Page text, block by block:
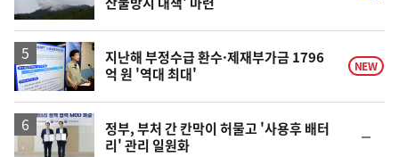
하
락
지난해 부정수급 환수·제재부가금 1796
억 원 '역대 최대'
NEW
정부, 부처 간 칸막이 허물고 '사용후 배터
리' 관리 일원화